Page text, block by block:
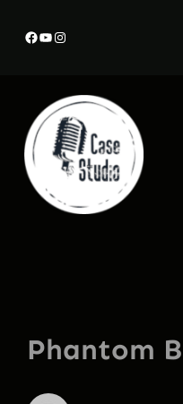
Facebook
YouTube
Instagram
Phantom